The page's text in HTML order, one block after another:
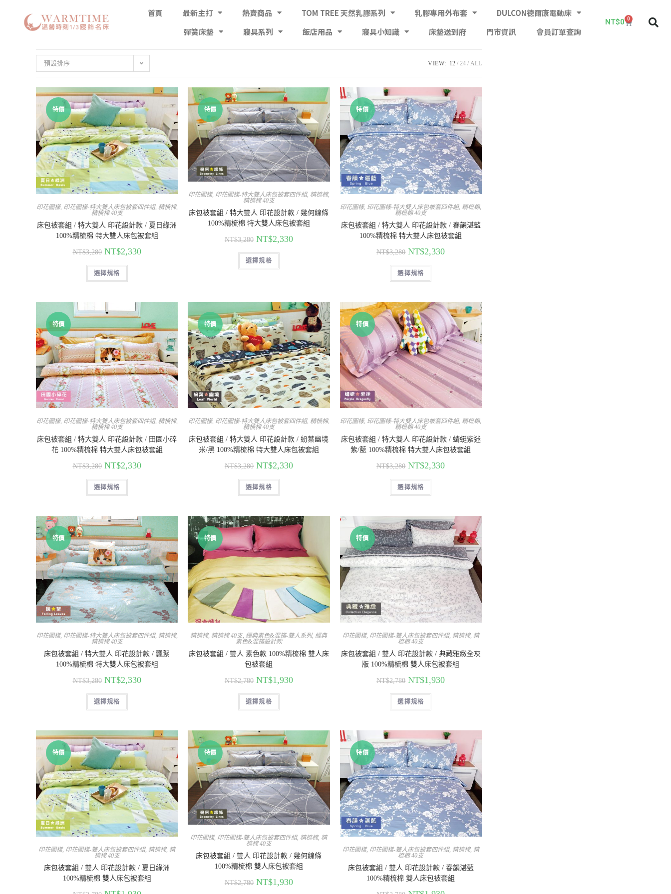
首頁 最新主打 熱賣商品 TOM TREE 天然乳膠系列 乳膠專用外布套
DULCON德爾康電動床
彈簧床墊
寢具系列 飯店用品 寢具小知識 床墊送到府 門市資訊 會員訂單查詢
NT$0 0
預設排序 VIEW: 12 24 ALL
特價
印花圖樣, 印花圖樣-特大雙人床包被套四件組, 精梳棉,
精梳棉 40支
床包被套組 / 特大雙人 印花設計款 / 夏日綠洲
100%精梳棉 特大雙人床包被套組
NT$3,280 NT$2,330
選擇規格
特價
印花圖樣, 印花圖樣-特大雙人床包被套四件組, 精梳棉,
精梳棉 40支
床包被套組 / 特大雙人 印花設計款 / 幾何線條
100%精梳棉 特大雙人床包被套組
NT$3,280 NT$2,330
選擇規格
特價
印花圖樣, 印花圖樣-特大雙人床包被套四件組, 精梳棉,
精梳棉 40支
床包被套組 / 特大雙人 印花設計款 / 春韻湛藍
100%精梳棉 特大雙人床包被套組
NT$3,280 NT$2,330
選擇規格
特價
印花圖樣, 印花圖樣-特大雙人床包被套四件組, 精梳棉,
精梳棉 40支
床包被套組 / 特大雙人 印花設計款 / 田園小碎
花 100%精梳棉 特大雙人床包被套組
NT$3,280 NT$2,330
選擇規格
特價
印花圖樣, 印花圖樣-特大雙人床包被套四件組, 精梳棉,
精梳棉 40支
床包被套組 / 特大雙人 印花設計款 / 紛葉幽境
米/黑 100%精梳棉 特大雙人床包被套組
NT$3,280 NT$2,330
選擇規格
特價
印花圖樣, 印花圖樣-特大雙人床包被套四件組, 精梳棉,
精梳棉 40支
床包被套組 / 特大雙人 印花設計款 / 蜻蜓紫迷
紫/藍 100%精梳棉 特大雙人床包被套組
NT$3,280 NT$2,330
選擇規格
特價
印花圖樣, 印花圖樣-特大雙人床包被套四件組, 精梳棉,
精梳棉 40支
床包被套組 / 特大雙人 印花設計款 / 飄絮
100%精梳棉 特大雙人床包被套組
NT$3,280 NT$2,330
選擇規格
特價
精梳棉, 精梳棉 40支, 經典素色&混搭-雙人系列, 經典
素色&混搭設計款
床包被套組 / 雙人 素色款 100%精梳棉 雙人床
包被套組
NT$2,780 NT$1,930
選擇規格
特價
印花圖樣, 印花圖樣-雙人床包被套四件組, 精梳棉, 精
梳棉 40支
床包被套組 / 雙人 印花設計款 / 典藏雅緻全灰
版 100%精梳棉 雙人床包被套組
NT$2,780 NT$1,930
選擇規格
特價
印花圖樣, 印花圖樣-雙人床包被套四件組, 精梳棉, 精
梳棉 40支
床包被套組 / 雙人 印花設計款 / 夏日綠洲
100%精梳棉 雙人床包被套組
特價
印花圖樣, 印花圖樣-雙人床包被套四件組, 精梳棉, 精
梳棉 40支
床包被套組 / 雙人 印花設計款 / 幾何線條
100%精梳棉 雙人床包被套組
NT$2,780 NT$1,930
特價
印花圖樣, 印花圖樣-雙人床包被套四件組, 精梳棉, 精
梳棉 40支
床包被套組 / 雙人 印花設計款 / 春韻湛藍
100%精梳棉 雙人床包被套組